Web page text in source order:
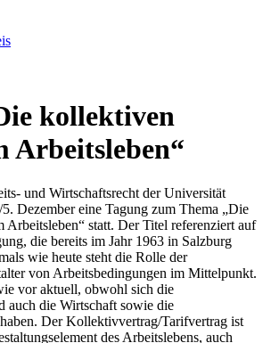
kollektiven
Arbeitsleben“
und Wirtschaftsrecht der Universität
Dezembereine Tagung zum Thema „Die
Arbeitsleben“ statt. Der Titel referenziert auf
die bereits im Jahr 1963 in Salzburg
wie heute steht die Rolle der
von Arbeitsbedingungen im Mittelpunkt.
vor aktuell, obwohl sich die
auch die Wirtschaft sowie die
Der Kollektivvertrag/Tarifvertrag ist
des Arbeitslebens, auch